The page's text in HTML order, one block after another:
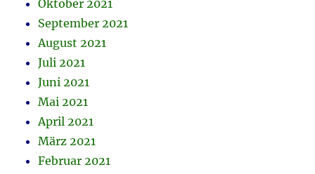
Oktober 2021
September 2021
August 2021
Juli 2021
Juni 2021
Mai 2021
April 2021
März 2021
Februar 2021